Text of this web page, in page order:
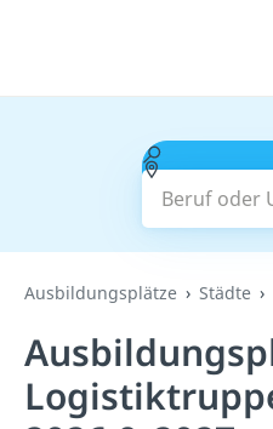
Beruf oder
Ausbildungsplätze Städte